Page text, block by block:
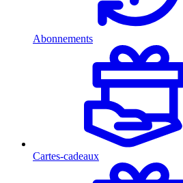
Abonnements
Cartes-cadeaux